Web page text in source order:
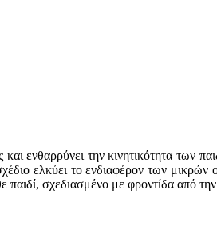
ενθαρρύνει την κινητικότητα
ελκύει το ενδιαφέρον των
σχεδιασμένο με φροντίδα από